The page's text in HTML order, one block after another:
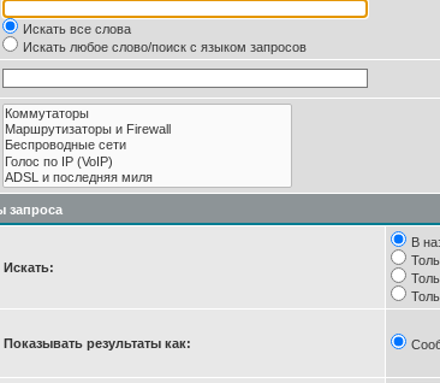
Искать все слова
Искать любое слово/поиск с языком запросов
запроса
Искать:
В
Показывать результаты как: